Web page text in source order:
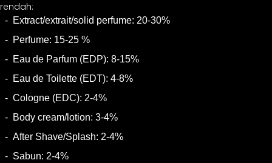
rendah:
Extract/extrait/solid perfume: 20-30%
Perfume: 15-25 %
Eau de Parfum (EDP): 8-15%
Eau de Toilette (EDT): 4-8%
Cologne (EDC): 2-4%
Body cream/lotion: 3-4%
After Shave/Splash: 2-4%
Sabun: 2-4%